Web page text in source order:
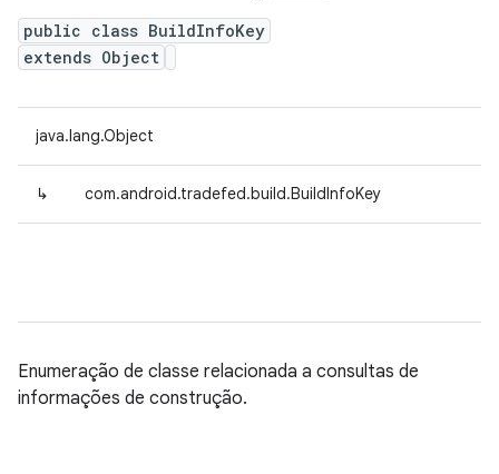
public class BuildInfoKey
extends Object
java.lang.Object
↳ com.android.tradefed.build.BuildInfoKey
Enumeração de classe relacionada a consultas de
informações de construção.